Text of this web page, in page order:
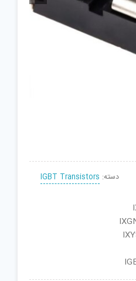
دسته: IGBT Transistors